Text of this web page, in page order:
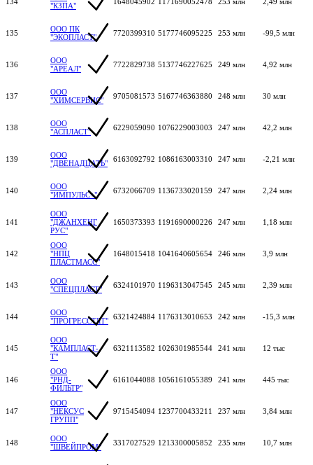
"КЗПА"
135
ООО ПК
"ЭКОПЛАСТ"
7720399310 5177746095225 253 млн -99,5 млн
136
ООО
"АРЕАЛ"
7722829738 5137746227625 249 млн 4,92 млн
137
ООО
"ХИМСЕРВИС"
9705081573 5167746363880 248 млн 30 млн
138
ООО
"АСПЛАСТ"
6229059090 1076229003003 247 млн 42,2 млн
139
ООО
"ДВЕНАДЦАТЬ"
6163092792 1086163003310 247 млн -2,21 млн
140
ООО
"ИМПУЛЬС+"
6732066709 1136733020159 247 млн 2,24 млн
141
ООО
"ДЖАНХЕНГ
РУС"
1650373393 1191690000226 247 млн 1,18 млн
142
ООО
"НПЦ
ПЛАСТМАСС"
1648015418 1041640605654 246 млн 3,9 млн
143
ООО
"СПЕЦПЛАСТ"
6324101970 1196313047545 245 млн 2,39 млн
144
ООО
"ПРОГРЕССТЛТ" 6321424884 1176313010653 242 млн -15,3 млн
145
ООО
"КАМПЛАСТ-
Т"
6321113582 1026301985544 241 млн 12 тыс
146
ООО
"РНД-
ФИЛЬТР"
6161044088 1056161055389 241 млн 445 тыс
147
ООО
"НЕКСУС
ГРУПП"
9715454094 1237700433211 237 млн 3,84 млн
148
ООО
"ШВЕЙПРОМ"
3317027529 1213300005852 235 млн 10,7 млн